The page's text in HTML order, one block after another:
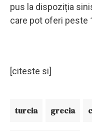
pus la dispoziția
care pot oferi peste
[citeste si]
turcia grecia